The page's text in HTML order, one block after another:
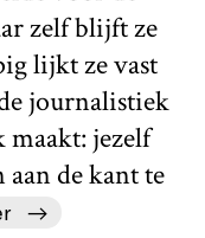
zelf blijft ze
lijkt ze vast
journalistiek
jezelf
de kant te